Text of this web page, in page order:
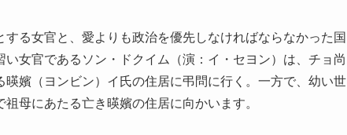
る女官と、愛よりも政治を優先しなければならなかった国
女官であるソン・ドクイム（演：イ・セヨン）は、チョ尚
嬪（ヨンビン）イ氏の住居に弔問に行く。一方で、幼い世
母にあたる亡き暎嬪の住居に向かいます。